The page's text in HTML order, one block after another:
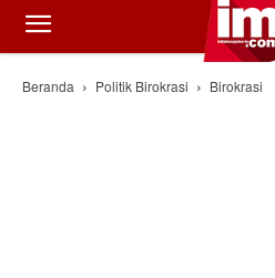
Beranda Politik Birokrasi Birokrasi